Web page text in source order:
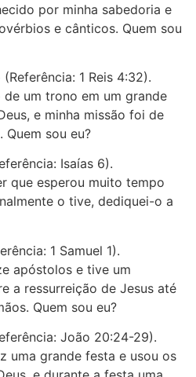
por minha sabedoria e
e cânticos. Quem sou
(Referência: 1 Reis 4:32).
de um trono em um grande
e minha missão foi de
sou eu?
Isaías 6).
que esperou muito tempo
o tive, dediquei-o a
1 Samuel 1).
apóstolos e tive um
a ressurreição de Jesus até
Quem sou eu?
João 20:24-29).
uma grande festa e usou os